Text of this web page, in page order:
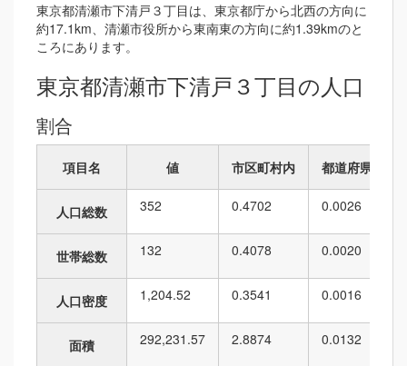
東京都清瀬市下清戸３丁目は、東京都庁から北西の方向に
約17.1km、清瀬市役所から東南東の方向に約1.39kmのと
ころにあります。
東京都清瀬市下清戸３丁目の人口
割合
項目名 値 市区町村内 都道府県内
人口総数 352 0.4702 0.0026
世帯総数 132 0.4078 0.0020
人口密度 1,204.52 0.3541 0.0016
面積 292,231.57 2.8874 0.0132